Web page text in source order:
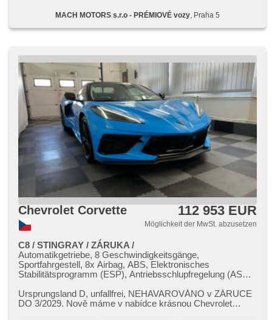
volantem, 2-Zonen Klimaanlage, Zentralverriegelung mit
Funkfernbedienung, head-up display, hlasové ovládání
abgestimmter Auspuff, Servolenkung, Elektronisches
Stabilitätsprogramm (ESP), Antriebsschlupfregelung (ASR),
EDS, Notbremsung (PEBS), Brems-Assistent, Rolldach,
zadní pohon, Automatikgetriebe, 8 Geschwindigkeitsgänge,
Lederpolsterung, ABS
MACH MOTORS s.r.o - PRÉMIOVÉ vozy , Praha 5
Chevrolet Corvette 112 953 EUR
Möglichkeit der MwSt. abzusetzen
C8 / STINGRAY / ZÁRUKA /
Automatikgetriebe, 8 Geschwindigkeitsgänge,
Sportfahrgestell, 8x Airbag, ABS, Elektronisches
Stabilitätsprogramm (ESP), Antriebsschlupfregelung (ASR),
Anzeige, Fahrgestell Niveauregulierung, Fahrgestell
Steifheitsregelung, Servolenkung, 2-Zonen Klimaanlage,
Ursprungsland D,​ unfallfrei,​ NEHAVAROVÁNO v ZÁRUCE
DO 3/2029. Nově máme v nabídce krásnou Chevrolet